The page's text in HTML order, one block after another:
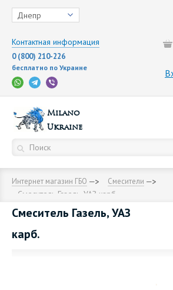
Днепр
Контактная информация
0 (800) 210-226
бесплатно по Украине
Milano
Ukraine
Интернет магазин ГБО Смесители
Смеситель Газель, УАЗ карб.
Смеситель Газель, УАЗ
карб.